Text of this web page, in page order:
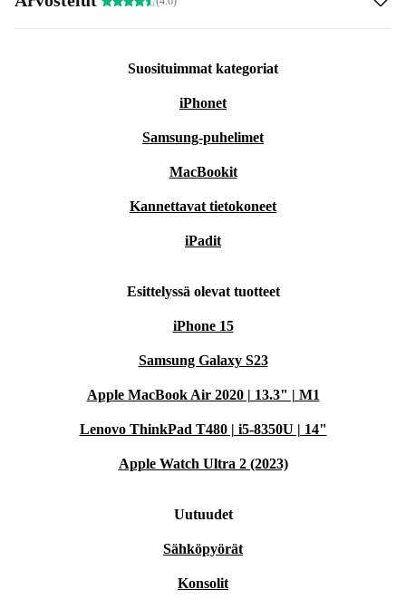
Suosituimmat kategoriat
iPhonet
Samsung-puhelimet
MacBookit
Kannettavat tietokoneet
iPadit
Esittelyssä olevat tuotteet
iPhone 15
Samsung Galaxy S23
Apple MacBook Air 2020 | 13.3" | M1
Lenovo ThinkPad T480 | i5-8350U | 14"
Apple Watch Ultra 2 (2023)
Uutuudet
Sähköpyörät
Konsolit